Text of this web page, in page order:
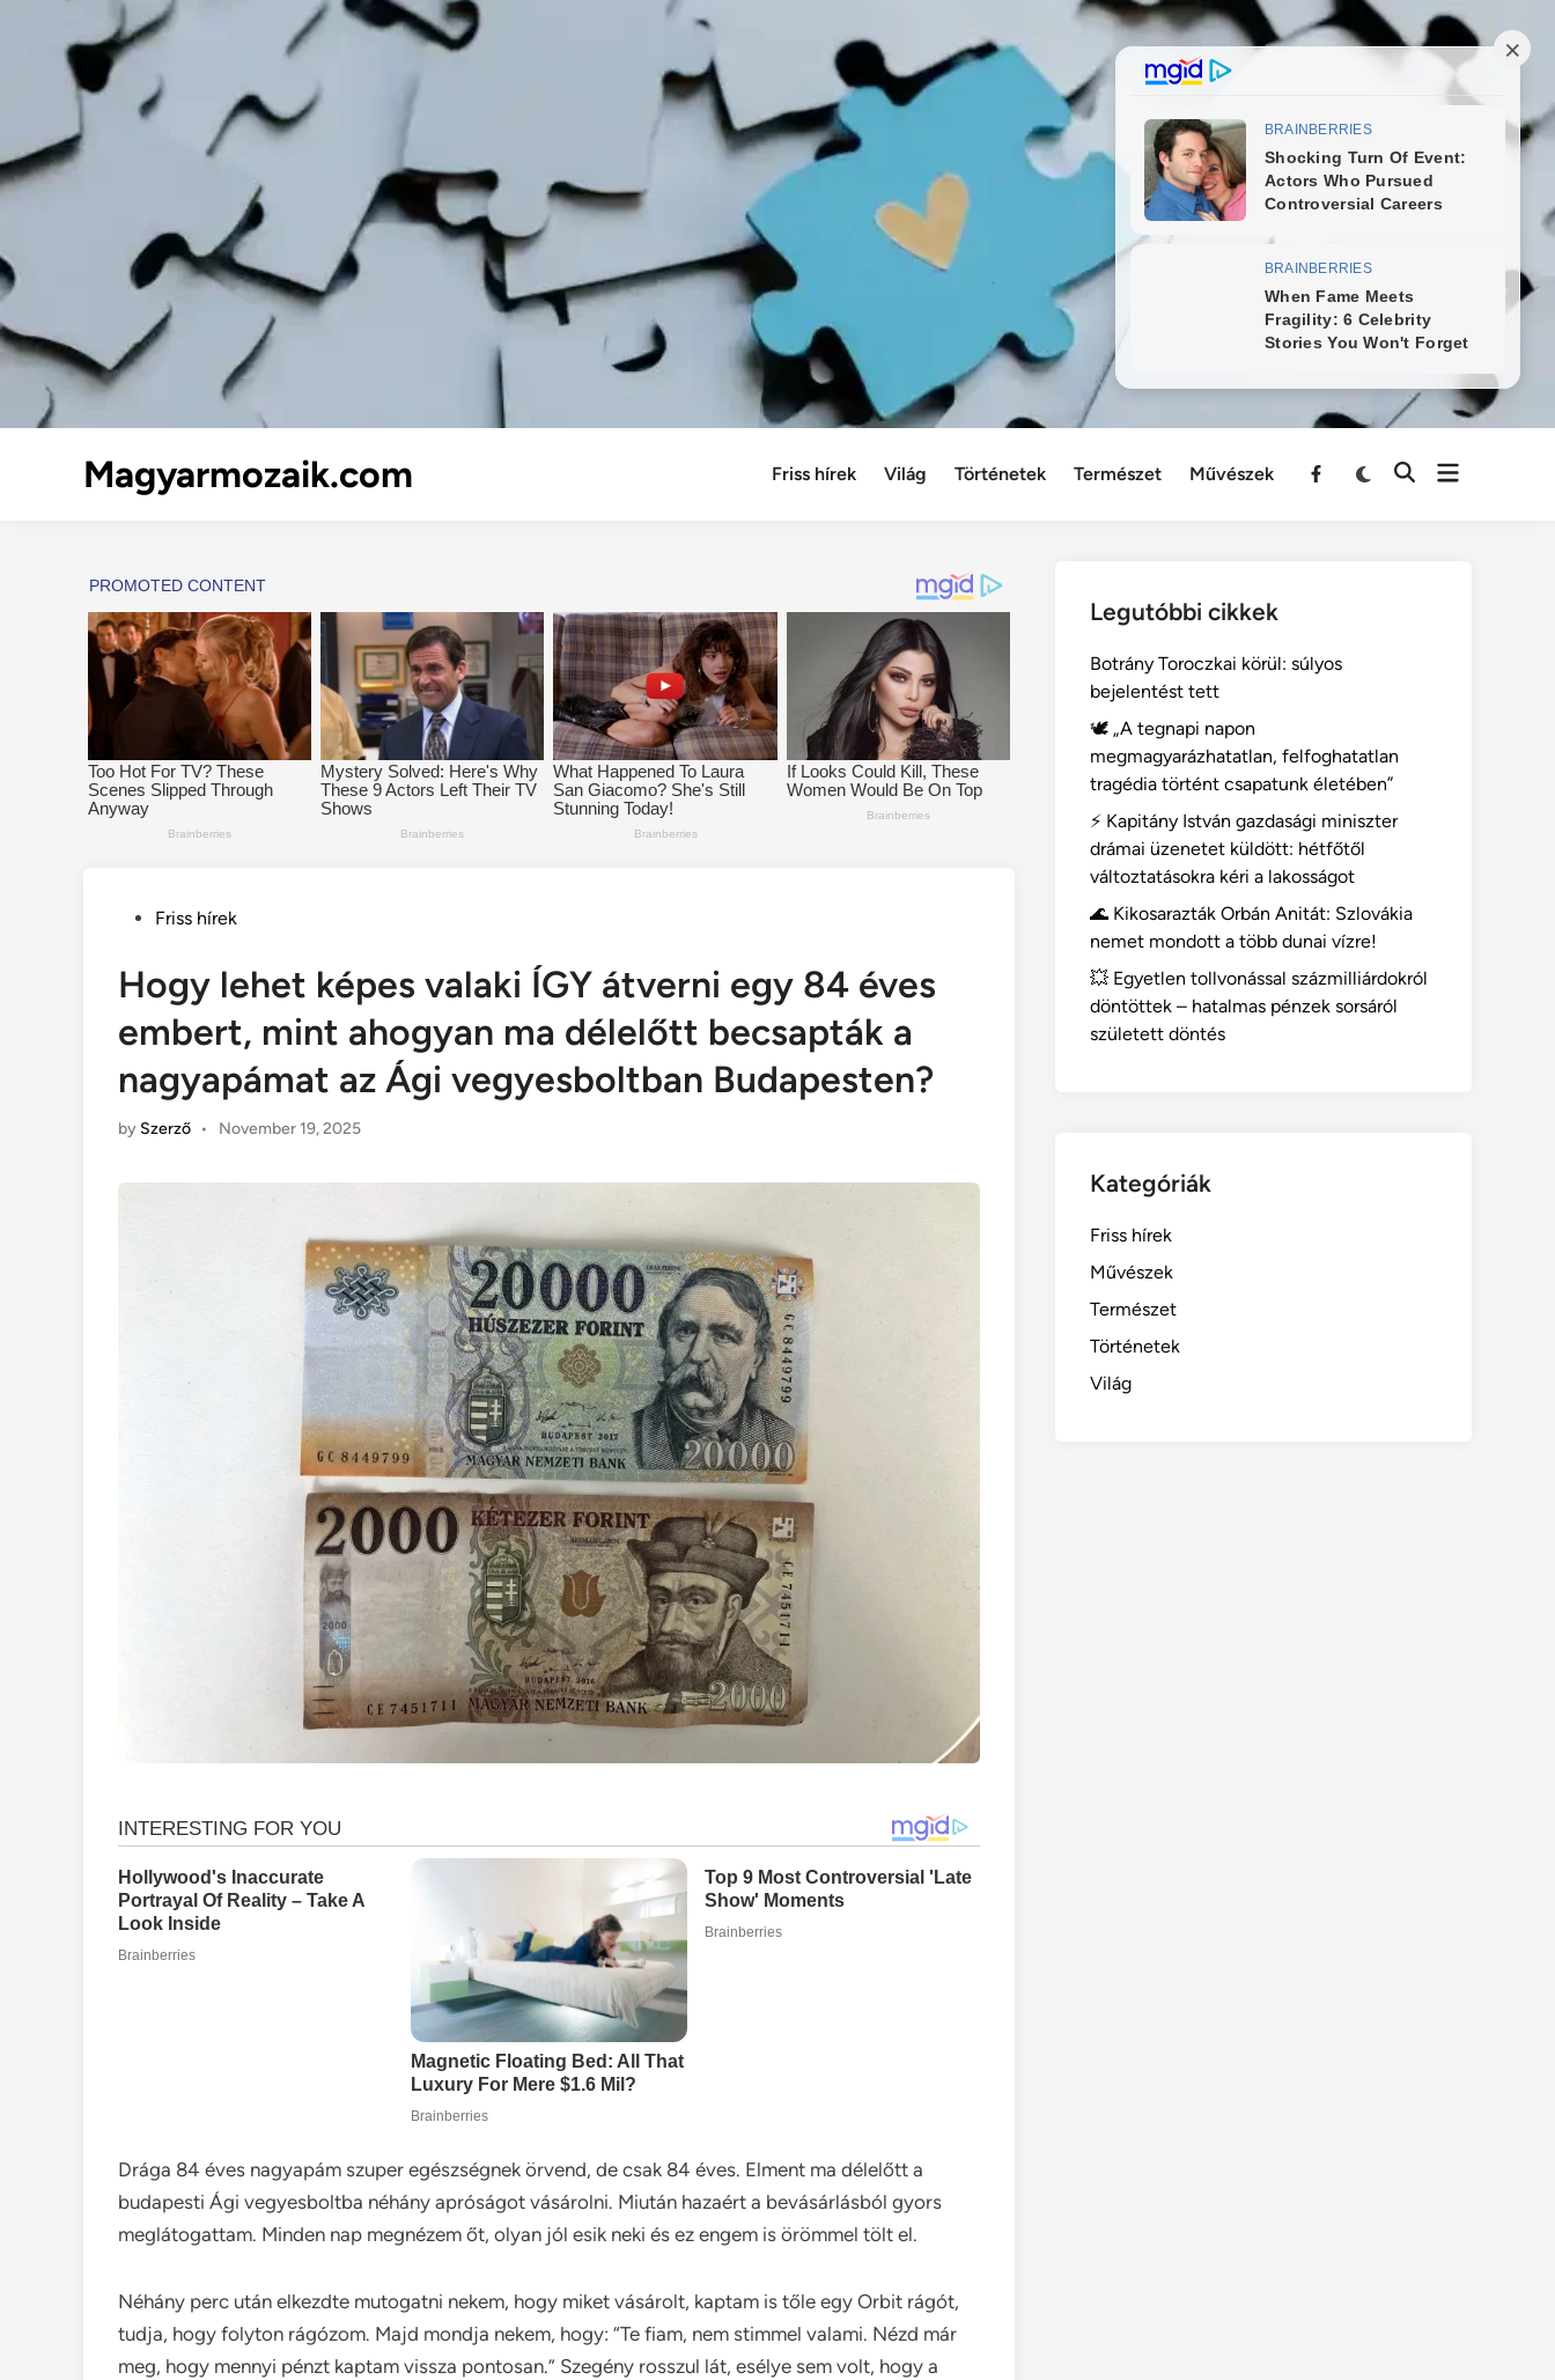
Magyarmozaik.com Friss hírek Világ Történetek Természet Művészek
Menu
PostedFriss hírek
Hogy lehet képes valaki ÍGY átverni egy 84 éves
embert, mint ahogyan ma délelőtt becsapták a
nagyapámat az Ági vegyesboltban Budapesten?
by Szerző • November 19, 2025
Drága 84 éves nagyapám szuper egészségnek örvend, de csak 84 éves. Elment ma délelőtt a
budapesti Ági vegyesboltba néhány apróságot vásárolni. Miután hazaért a bevásárlásból gyors
meglátogattam. Minden nap megnézem őt, olyan jól esik neki és ez engem is örömmel tölt el.
Néhány perc után elkezdte mutogatni nekem, hogy miket vásárolt, kaptam is tőle egy Orbit rágót,
tudja, hogy folyton rágózom. Majd mondja nekem, hogy: “Te fiam, nem stimmel valami. Nézd már
meg, hogy mennyi pénzt kaptam vissza pontosan.” Szegény rosszul lát, esélye sem volt, hogy a
Legutóbbi cikkek
Botrány Toroczkai körül: súlyos
bejelentést tett
🕊️ „A tegnapi napon
megmagyarázhatatlan, felfoghatatlan
tragédia történt csapatunk életében”
⚡ Kapitány István gazdasági miniszter
drámai üzenetet küldött: hétfőtől
változtatásokra kéri a lakosságot
🌊 Kikosarazták Orbán Anitát: Szlovákia
nemet mondott a több dunai vízre!
💥 Egyetlen tollvonással százmilliárdokról
döntöttek – hatalmas pénzek sorsáról
született döntés
Kategóriák
Friss hírek
Művészek
Természet
Történetek
Világ